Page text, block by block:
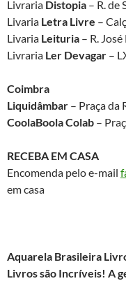
Livraria Distopia – R. de
Livaria Letra Livre –
Livaria Leituria – R.
Livraria Ler Devagar –
Coimbra
Liquidâmbar – Praça da
CoolaBoola Colab –
RECEBA EM CASA
Encomenda pelo e-mail
em casa
Aquarela Brasileira
Livros são Incríveis! A